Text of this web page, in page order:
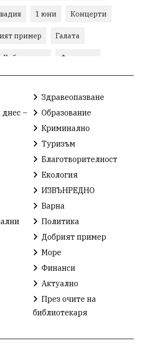
1 юни Концерти
пример Галата
Библиотека Фестивал
деца История
Нов протест
Волейбол Карин дом
Ден на детето
Девня
будители Изложба
Богоявление
Дарения
Концерт
Здравеопазване
–
Образование
Криминално
Туризъм
Благотворителност
Екология
ИЗВЪНРЕДНО
Варна
Политика
Добрият пример
Море
Финанси
Актуално
През очите на
библиотекаря